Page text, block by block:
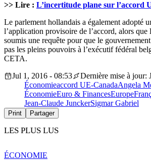
>> Lire : L’incertitude plane sur l’accord
Le parlement hollandais a également adopté
l’application provisoire de l’accord, alors
soumis une requête pour que le
pas les pleins pouvoirs à l’exécutif fédéral
CETA.
Jul 1, 2016 - 08:53
Dernière mise à jour:
Économieaccord UE-CanadaAngela
ÉconomieEuro & FinancesEurope
Jean-Claude JunckerSigmar Gabriel
Print Partager
LES PLUS LUS
ÉCONOMIE